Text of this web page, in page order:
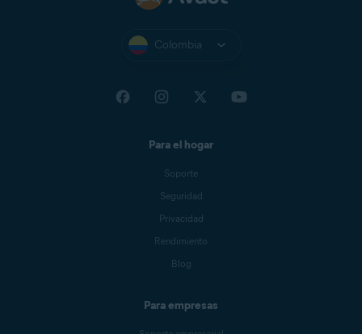
Colombia
Para el hogar
Soporte
Seguridad
Privacidad
Rendimiento
Blog
Para empresas